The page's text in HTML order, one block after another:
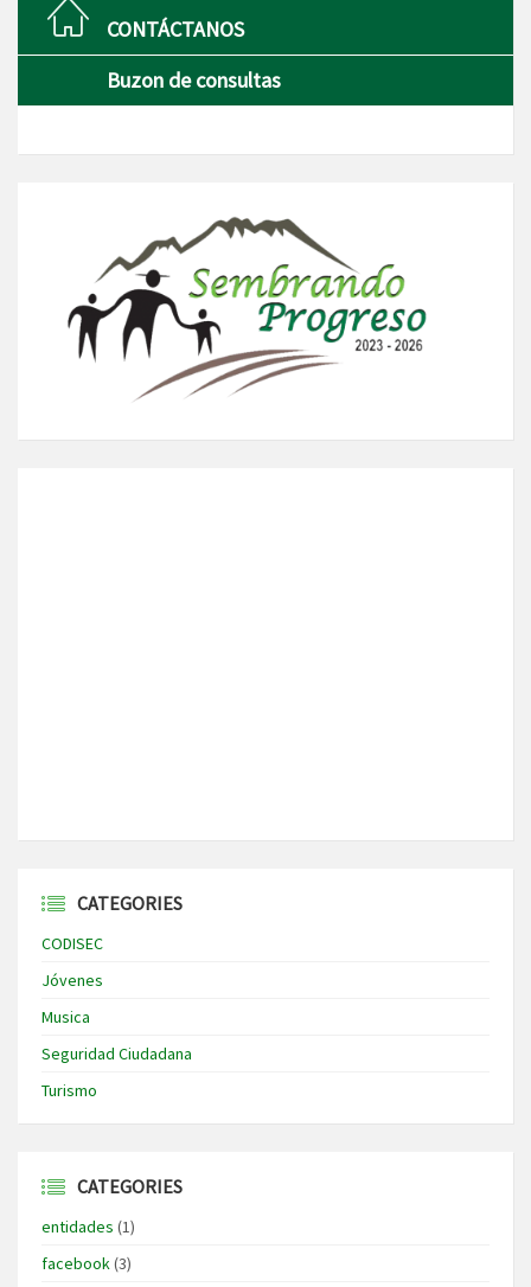
CONTÁCTANOS
Buzon de consultas
CATEGORIES
CODISEC
Jóvenes
Musica
Seguridad Ciudadana
Turismo
CATEGORIES
entidades (1)
facebook(3)